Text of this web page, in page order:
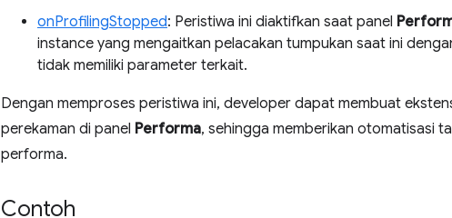
onProfilingStopped: Peristiwa ini diaktifkan saat panel
instance yang mengaitkan pelacakan tumpukan saat ini
tidak memiliki parameter terkait.
Dengan memproses peristiwa ini, developer dapat membuat
perekaman di panel Performa, sehingga memberikan otomatisasi
performa.
Contoh